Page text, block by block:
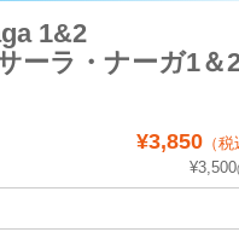
1&2
ーラ・ナーガ1＆
¥3,850 （税
¥3,500